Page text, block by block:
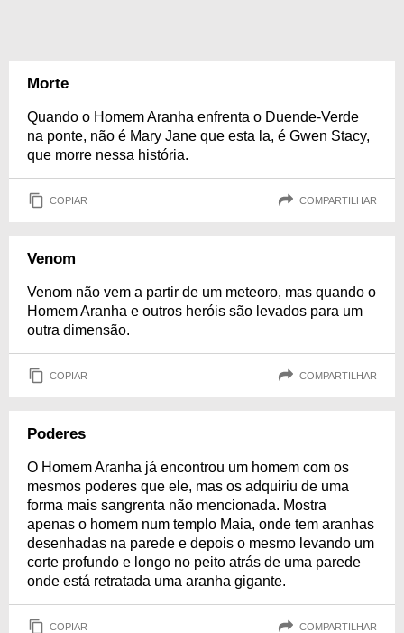
Morte
Quando o Homem Aranha enfrenta o Duende-Verde
na ponte, não é Mary Jane que esta la, é Gwen Stacy,
que morre nessa história.
COPIAR COMPARTILHAR
Venom
Venom não vem a partir de um meteoro, mas quando o
Homem Aranha e outros heróis são levados para um
outra dimensão.
COPIAR COMPARTILHAR
Poderes
O Homem Aranha já encontrou um homem com os
mesmos poderes que ele, mas os adquiriu de uma
forma mais sangrenta não mencionada. Mostra
apenas o homem num templo Maia, onde tem aranhas
desenhadas na parede e depois o mesmo levando um
corte profundo e longo no peito atrás de uma parede
onde está retratada uma aranha gigante.
COPIAR COMPARTILHAR